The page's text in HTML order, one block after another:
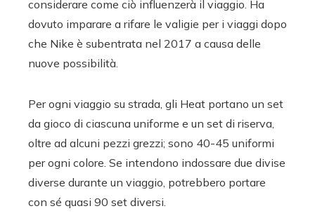
considerare come ciò influenzerà il viaggio. Ha
dovuto imparare a rifare le valigie per i viaggi dopo
che Nike è subentrata nel 2017 a causa delle
nuove possibilità.
Per ogni viaggio su strada, gli Heat portano un set
da gioco di ciascuna uniforme e un set di riserva,
oltre ad alcuni pezzi grezzi; sono 40-45 uniformi
per ogni colore. Se intendono indossare due divise
diverse durante un viaggio, potrebbero portare
con sé quasi 90 set diversi.